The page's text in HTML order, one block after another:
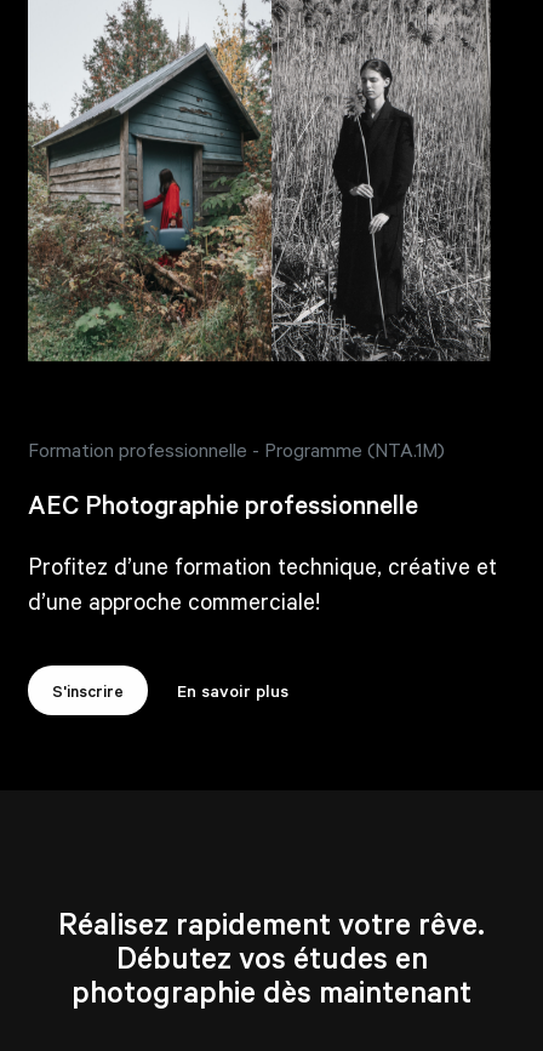
Formation professionnelle - Programme (NTA.1M)
AEC Photographie professionnelle
Profitez d’une formation technique, créative et
d’une approche commerciale!
S'inscrire En savoir plus
Réalisez rapidement votre rêve.
Débutez vos études en
photographie dès maintenant